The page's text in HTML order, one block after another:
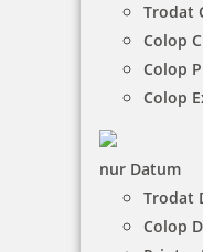
Trodat
Colop
Colop
Colop
nur Datum
Trodat
Colop